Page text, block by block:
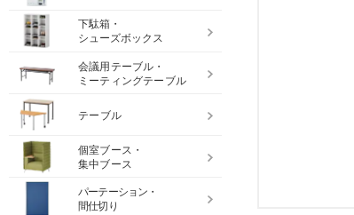
下駄箱・
シューズボックス
会議用テーブル・
ミーティングテーブル
テーブル
個室ブース・
集中ブース
パーテーション・
間仕切り